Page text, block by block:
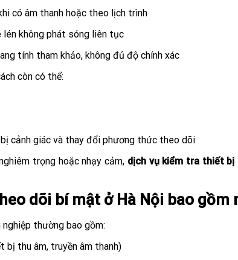
có âm thanh hoặc theo lịch trình
lén không phát sóng liên tục
tính tham khảo, không đủ độ chính xác
còn có thể:
cảnh giác và thay đổi phương thức theo dõi
trọng hoặc nhạy cảm, dịch vụ kiểm tra thiết bị
dõi bí mật ở Hà Nội bao gồm
thường bao gồm:
bị thu âm, truyền âm thanh)